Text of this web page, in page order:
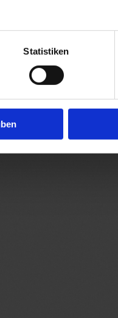
Statistiken